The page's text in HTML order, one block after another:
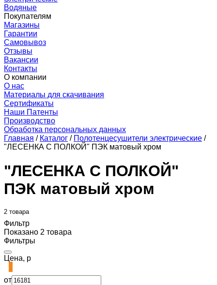
Водяные
Покупателям
Магазины
Гарантии
Самовывоз
Отзывы
Вакансии
Контакты
О компании
О нас
Материалы для скачивания
Сертификаты
Наши Патенты
Производство
Обработка персональных данных
Главная / Каталог / Полотенцесушители электрические /
"ЛЕСЕНКА С ПОЛКОЙ" ПЭК матовый хром
"ЛЕСЕНКА С ПОЛКОЙ"
ПЭК матовый хром
2 товара
Фильтр
Показано 2 товара
Фильтры
Цена, р
от